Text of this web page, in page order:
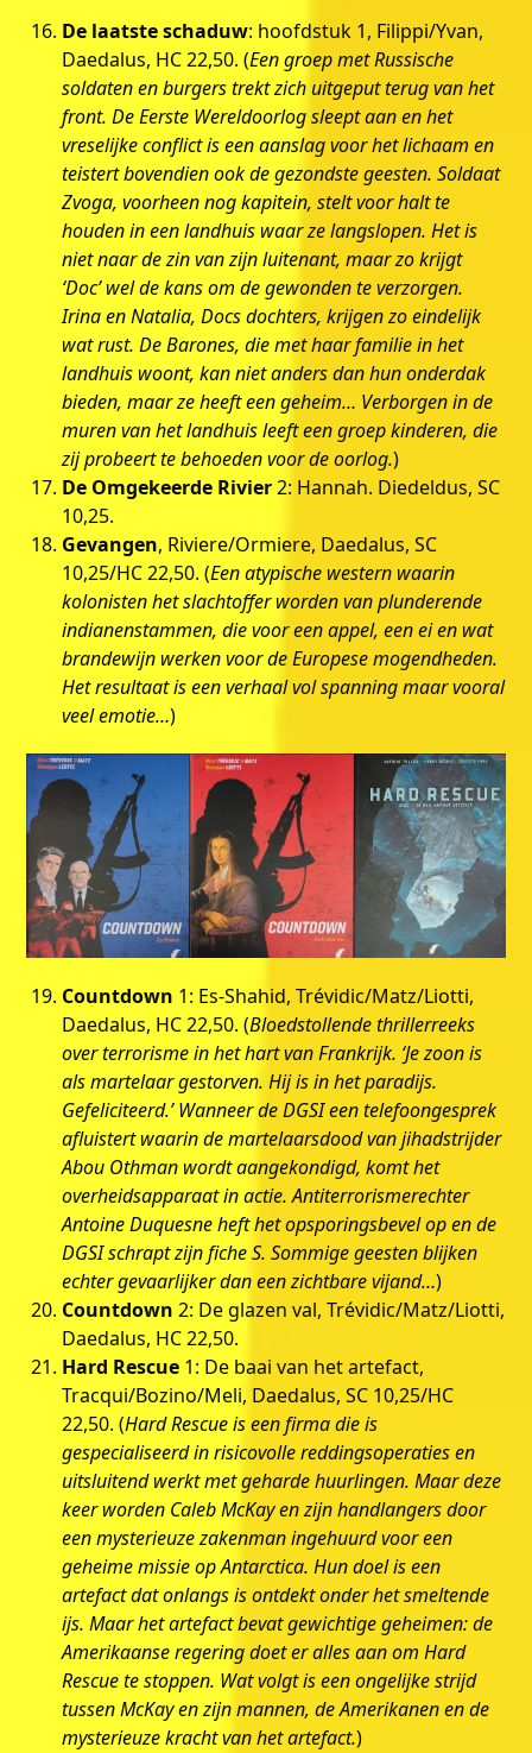
De laatste schaduw: hoofdstuk 1, Filippi/Yvan,
Daedalus, HC 22,50. (Een groep met Russische
soldaten en burgers trekt zich uitgeput terug van het
front. De Eerste Wereldoorlog sleept aan en het
vreselijke conflict is een aanslag voor het lichaam en
teistert bovendien ook de gezondste geesten. Soldaat
Zvoga, voorheen nog kapitein, stelt voor halt te
houden in een landhuis waar ze langslopen. Het is
niet naar de zin van zijn luitenant, maar zo krijgt
‘Doc’ wel de kans om de gewonden te verzorgen.
Irina en Natalia, Docs dochters, krijgen zo eindelijk
wat rust. De Barones, die met haar familie in het
landhuis woont, kan niet anders dan hun onderdak
bieden, maar ze heeft een geheim… Verborgen in de
muren van het landhuis leeft een groep kinderen, die
zij probeert te behoeden voor de oorlog.)
De Omgekeerde Rivier2: Hannah. Diedeldus, SC
10,25.
Gevangen, Riviere/Ormiere, Daedalus, SC
10,25/HC 22,50. (Een atypische western waarin
kolonisten het slachtoffer worden van plunderende
indianenstammen, die voor een appel, een ei en wat
brandewijn werken voor de Europese mogendheden.
Het resultaat is een verhaal vol spanning maar vooral
veel emotie…)
Countdown 1: Es-Shahid, Trévidic/Matz/Liotti,
Daedalus, HC 22,50. (Bloedstollende thrillerreeks
over terrorisme in het hart van Frankrijk. ‘Je zoon is
als martelaar gestorven. Hij is in het paradijs.
Gefeliciteerd.’ Wanneer de DGSI een telefoongesprek
afluistert waarin de martelaarsdood van jihadstrijder
Abou Othman wordt aangekondigd, komt het
overheidsapparaat in actie. Antiterrorismerechter
Antoine Duquesne heft het opsporingsbevel op en de
DGSI schrapt zijn fiche S. Sommige geesten blijken
echter gevaarlijker dan een zichtbare vijand…)
Countdown 2: De glazen val, Trévidic/Matz/Liotti,
Daedalus, HC 22,50.
Hard Rescue 1: De baai van het artefact,
Tracqui/Bozino/Meli, Daedalus, SC 10,25/HC
22,50. (Hard Rescue is een firma die is
gespecialiseerd in risicovolle reddingsoperaties en
uitsluitend werkt met geharde huurlingen. Maar deze
keer worden Caleb McKay en zijn handlangers door
een mysterieuze zakenman ingehuurd voor een
geheime missie op Antarctica. Hun doel is een
artefact dat onlangs is ontdekt onder het smeltende
ijs. Maar het artefact bevat gewichtige geheimen: de
Amerikaanse regering doet er alles aan om Hard
Rescue te stoppen. Wat volgt is een ongelijke strijd
tussen McKay en zijn mannen, de Amerikanen en de
mysterieuze kracht van het artefact.)